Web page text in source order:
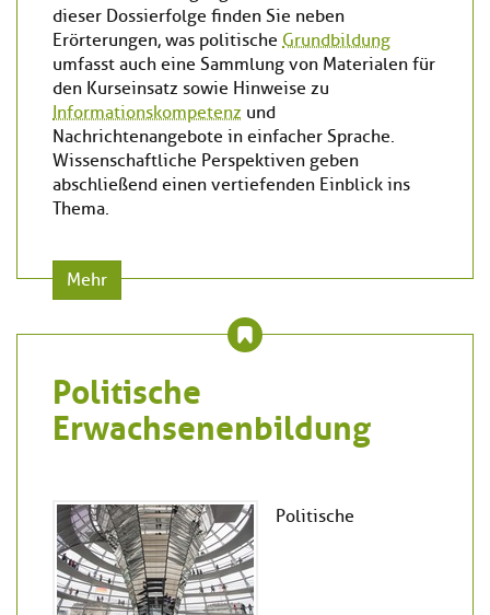
dieser Dossierfolge finden Sie neben
Erörterungen, was politische Grundbildung
umfasst auch eine Sammlung von Materialen für
den Kurseinsatz sowie Hinweise zu
Informationskompetenz und
Nachrichtenangebote in einfacher Sprache.
Wissenschaftliche Perspektiven geben
abschließend einen vertiefenden Einblick ins
Thema.
Mehr
Politische
Erwachsenenbildung
Politische